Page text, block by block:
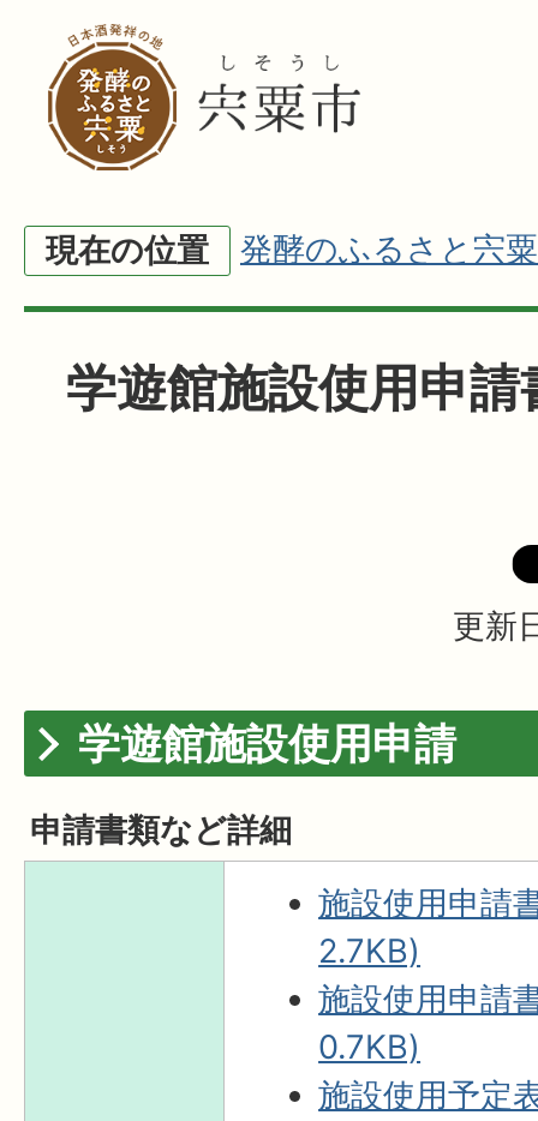
現在の位置 発酵のふるさと宍粟
学遊館施設使用申請
更新
学遊館施設使用申請
申請書類など詳細
施設使用申請
2.7KB)
施設使用申請
0.7KB)
施設使用予定